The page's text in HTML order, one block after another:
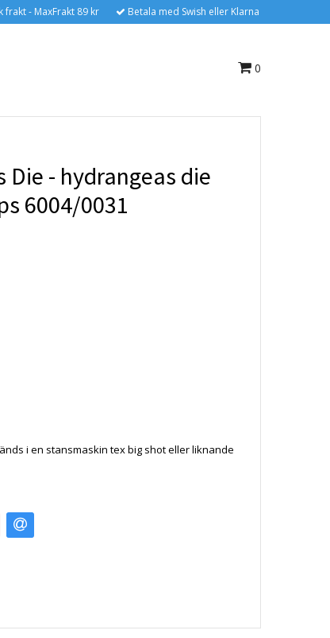
frakt - MaxFrakt 89 kr Betala med Swish eller Klarna
0
Die - hydrangeas die
6004/0031
i en stansmaskin tex big shot eller liknande